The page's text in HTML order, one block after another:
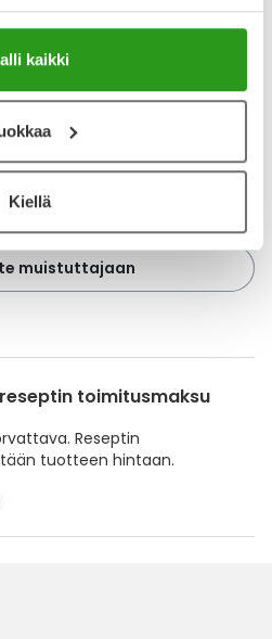
kaikki
Kiellä että tilaat tarvitsemasi
muistuttajaan
toimitusmaksu
Reseptin
tuotteen hintaan.